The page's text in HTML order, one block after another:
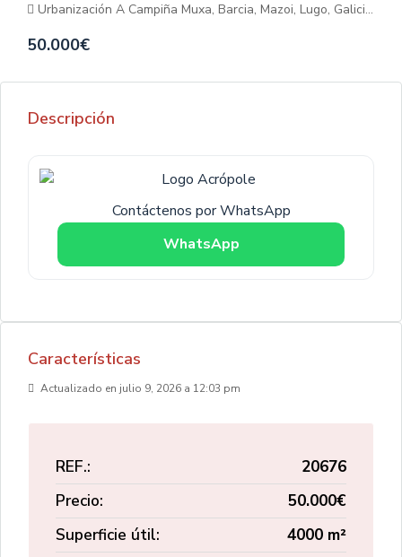
Urbanización A Campiña Muxa, Barcia, Mazoi, Lugo, Galicia, 27290, España
50.000€
Descripción
Contáctenos por WhatsApp
WhatsApp
Características
Actualizado en julio 9, 2026 a 12:03 pm
REF.:
20676
Precio:
50.000€
Superficie útil:
4000 m²